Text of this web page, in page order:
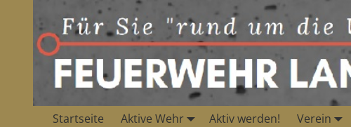
Startseite Aktive Wehr Aktiv werden! Verein